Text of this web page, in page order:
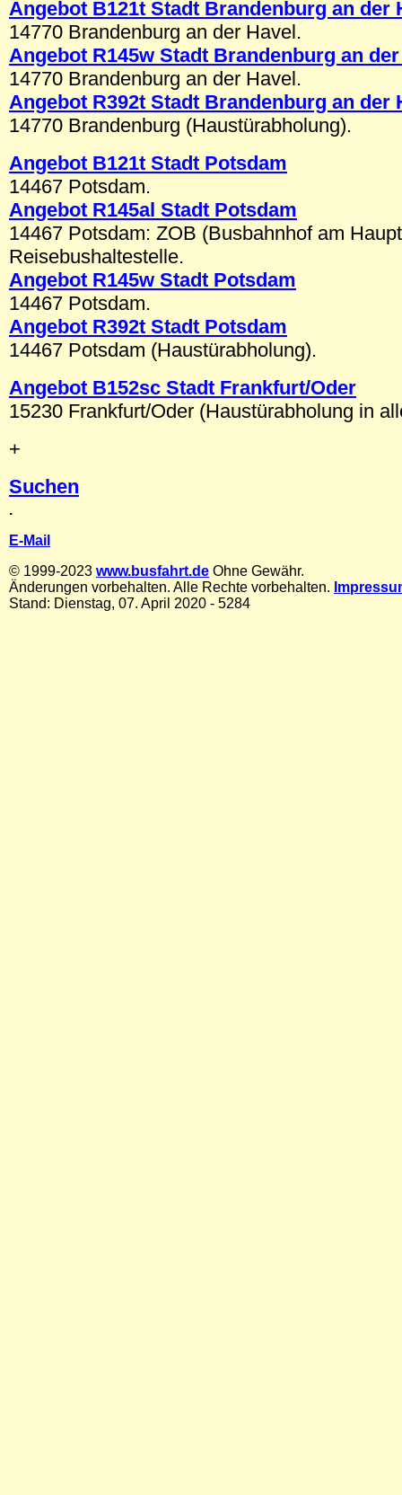
Angebot B121t Stadt Brandenburg an der
14770 Brandenburg an der Havel.
Angebot R145w Stadt Brandenburg an
14770 Brandenburg an der Havel.
Angebot R392t Stadt Brandenburg an der
14770 Brandenburg (Haustürabholung).
Angebot B121t Stadt Potsdam
14467 Potsdam.
Angebot R145al Stadt Potsdam
14467 Potsdam: ZOB (Busbahnhof am
Reisebushaltestelle.
Angebot R145w Stadt Potsdam
14467 Potsdam.
Angebot R392t Stadt Potsdam
14467 Potsdam (Haustürabholung).
Angebot B152sc Stadt Frankfurt/Oder
15230 Frankfurt/Oder (Haustürabholung in
+
Suchen
.
E-Mail
© 1999-2023 www.busfahrt.de Ohne Gewähr.
Änderungen vorbehalten. Alle Rechte vorbehalten.
Stand: Dienstag, 07. April 2020 - 5284